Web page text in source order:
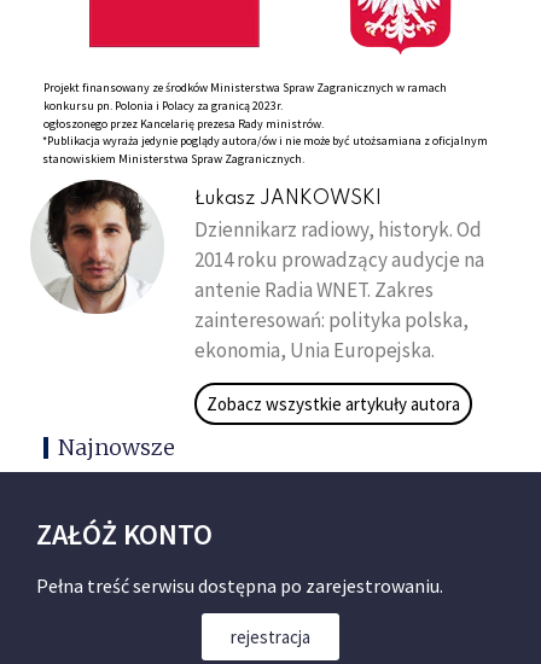
Projekt finansowany ze środków Ministerstwa Spraw Zagranicznych w ramach
konkursu pn. Polonia i Polacy za granicą 2023r.
ogłoszonego przez Kancelarię prezesa Rady ministrów.
*Publikacja wyraża jedynie poglądy autora/ów i nie może być utożsamiana z oficjalnym
stanowiskiem Ministerstwa Spraw Zagranicznych.
Łukasz JANKOWSKI
Dziennikarz radiowy, historyk. Od
2014 roku prowadzący audycje na
antenie Radia WNET. Zakres
zainteresowań: polityka polska,
ekonomia, Unia Europejska.
Zobacz wszystkie artykuły autora
Najnowsze
ZAŁÓŻ KONTO
Pełna treść serwisu dostępna po zarejestrowaniu.
rejestracja